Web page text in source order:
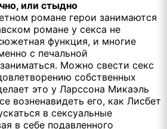
или стыдно
романе герои занимаются
романе у секса не
функция, и многие
с печальной
Можно свести секс
собственных
это у Ларссона Микаэль
возненавидеть его, как Лисбет
в сексуальные
в себе подавленного